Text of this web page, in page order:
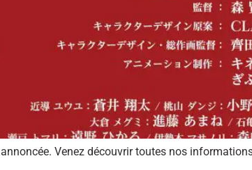
Venez découvrir toutes nos